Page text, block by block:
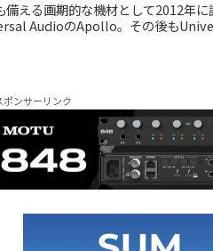
備える画期的な機材として2012年に
AudioのApollo。その後も
ポンサーリンク